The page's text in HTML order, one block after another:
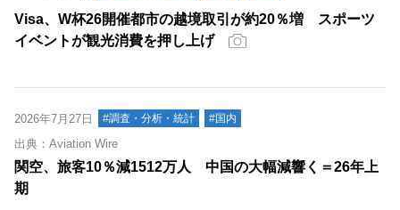
Visa、W杯26開催都市の越境取引が約20％増 スポーツ
イベントが観光消費を押し上げ
2026年7月27日 #調査・分析・統計 #国内
出典：Aviation Wire
関空、旅客10％減1512万人 中国の大幅減響く＝26年上
期